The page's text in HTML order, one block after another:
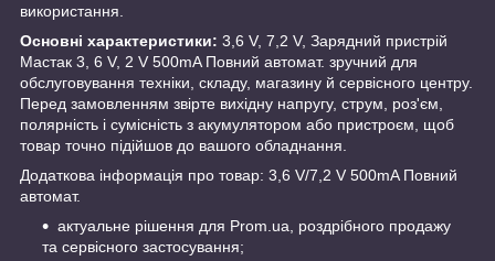
використання.
Основні характеристики: 3,6 V, 7,2 V, Зарядний пристрій
Мастак 3, 6 V, 2 V 500mA Повний автомат. зручний для
обслуговування техніки, складу, магазину й сервісного центру.
Перед замовленням звірте вихідну напругу, струм, роз'єм,
полярність і сумісність з акумулятором або пристроєм, щоб
товар точно підійшов до вашого обладнання.
Додаткова інформація про товар: 3,6 V/7,2 V 500mA Повний
автомат.
актуальне рішення для Prom.ua, роздрібного продажу
та сервісного застосування;